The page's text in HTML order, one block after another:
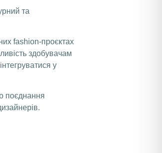
та
fashion-проєктах
здобувачам
у
поєднання